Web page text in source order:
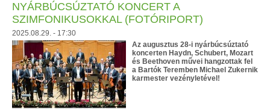
NYÁRBÚCSÚZTATÓ KONCERT A
SZIMFONIKUSOKKAL (FOTÓRIPORT)
2025.08.29. - 17:30
Az augusztus 28-i nyárbúcsúztató
koncerten Haydn, Schubert, Mozart
és Beethoven művei hangzottak fel
a Bartók Teremben Michael Zukernik
karmester vezényletével!